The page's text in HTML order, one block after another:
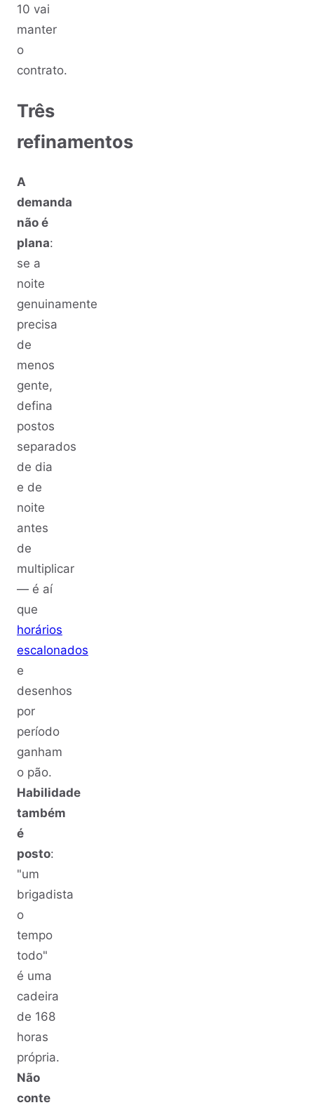
10 vai
manter
o
contrato.
Três
refinamentos
A
demanda
não é
plana:
se a
noite
genuinamente
precisa
de
menos
gente,
defina
postos
separados
de dia
e de
noite
antes
de
multiplicar
— é aí
que
horários
escalonados
e
desenhos
por
período
ganham
o pão.
Habilidade
também
é
posto:
"um
brigadista
o
tempo
todo"
é uma
cadeira
de 168
horas
própria.
Não
conte